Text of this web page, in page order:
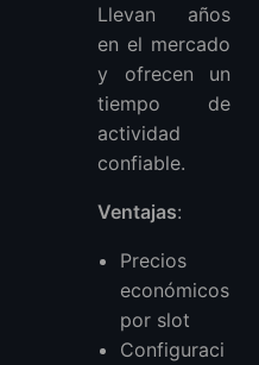
Llevan años
en el mercado
y ofrecen un
tiempo de
actividad
confiable.
Ventajas:
Precios
económicos
por slot
Configuraci